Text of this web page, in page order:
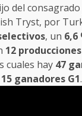
del consagrado
Tryst, por
, un 6,6
12
cuales hay 47
15 ganadores G1.